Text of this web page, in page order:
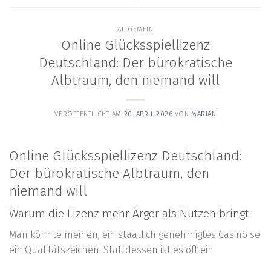
ALLGEMEIN
Online Glücksspiellizenz
Deutschland: Der bürokratische
Albtraum, den niemand will
VERÖFFENTLICHT AM 20. APRIL 2026 VONMARIAN
Online Glücksspiellizenz Deutschland:
Der bürokratische Albtraum, den
niemand will
Warum die Lizenz mehr Ärger als Nutzen bringt
Man könnte meinen, ein staatlich genehmigtes Casino sei
ein Qualitätszeichen. Stattdessen ist es oft ein